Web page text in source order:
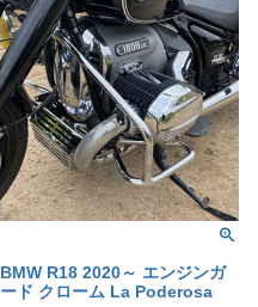
BMW R18 2020～ エンジンガ
ード クローム La Poderosa